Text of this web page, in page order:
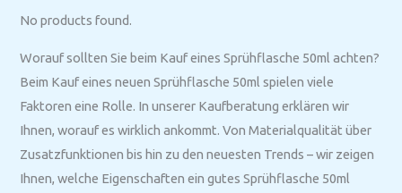
No products found.
Worauf sollten Sie beim Kauf eines Sprühflasche 50ml achten?
Beim Kauf eines neuen Sprühflasche 50ml spielen viele
Faktoren eine Rolle. In unserer Kaufberatung erklären wir
Ihnen, worauf es wirklich ankommt. Von Materialqualität über
Zusatzfunktionen bis hin zu den neuesten Trends – wir zeigen
Ihnen, welche Eigenschaften ein gutes Sprühflasche 50ml